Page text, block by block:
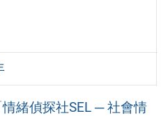
情緒偵探社SEL ─ 社會情